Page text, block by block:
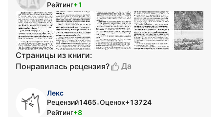
Рейтинг+1
Страницы из книги:
Понравилась рецензия?
Да
Лекс
Рецензий1465•Оценок+13724
Рейтинг+8